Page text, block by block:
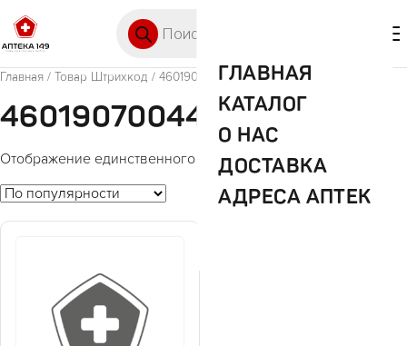
ГЛАВНАЯ
КАТАЛОГ
О НАС
ДОСТАВКА
АДРЕСА АПТЕК
Главная / Товар Штрихкод / 4601907004403
4601907004403
Отображение единственного товара